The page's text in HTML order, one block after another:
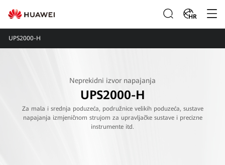
HR
UPS2000-H
Neprekidni izvor napajanja
UPS2000-H
Za mala i srednja poduzeća, podružnice velikih poduzeća, sustave
napajanja izmjeničnom strujom za upravljačke sustave i precizne
instrumente itd.